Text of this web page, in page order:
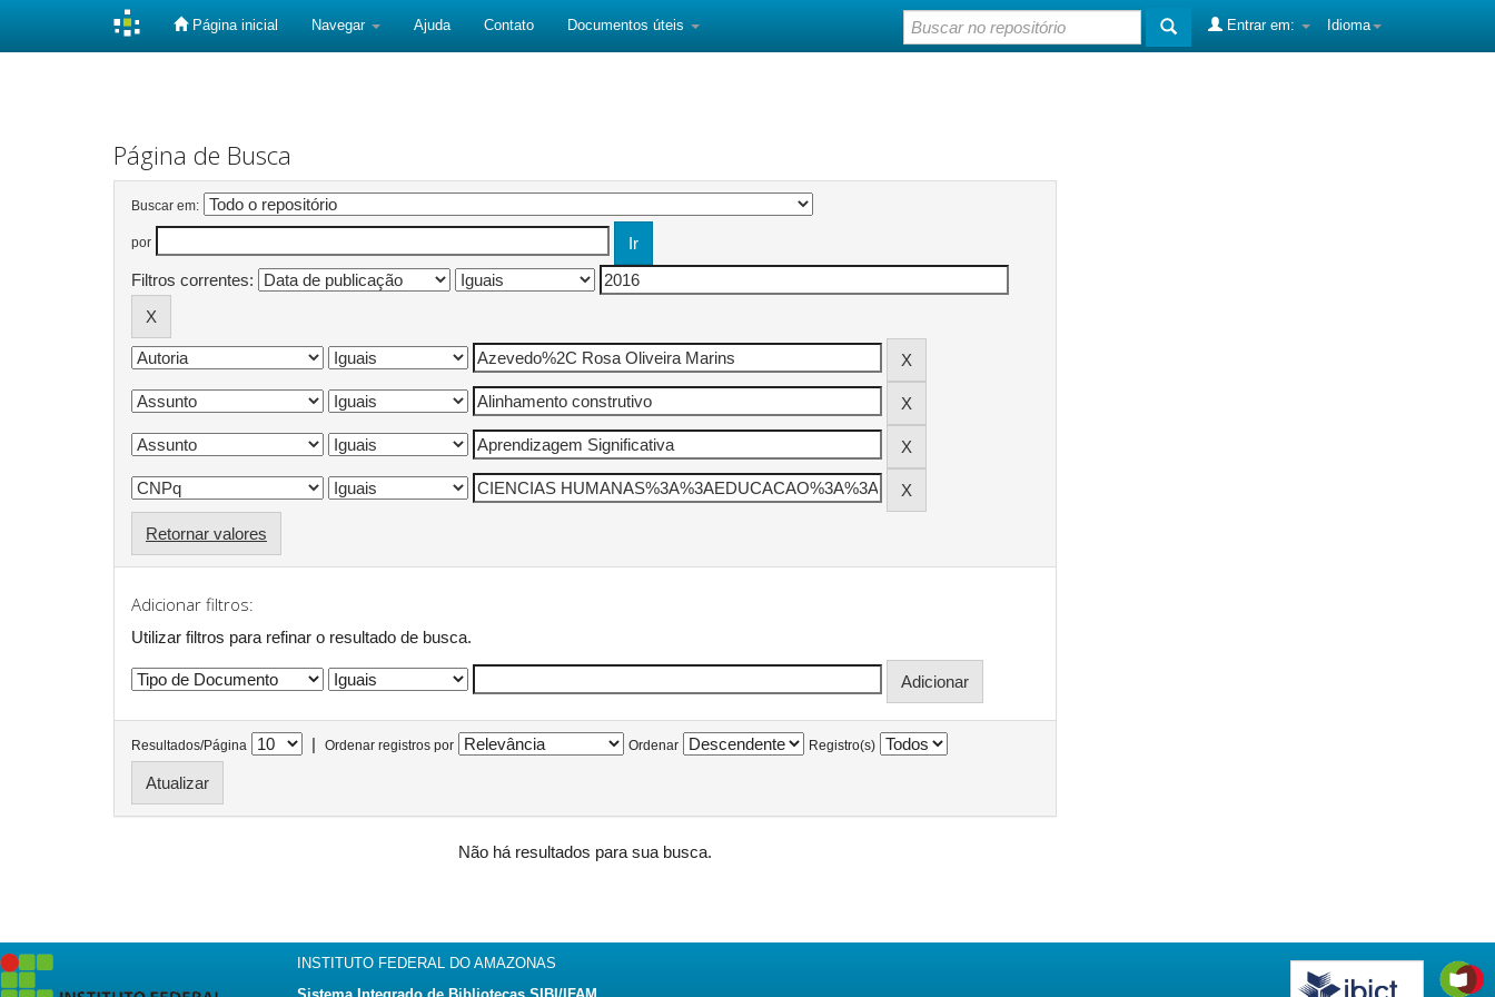
Página inicial Navegar Ajuda Contato Documentos úteis Idioma
Entrar em:
Página de Busca
Buscar em:
por
Filtros correntes:
Retornar valores
Adicionar filtros:
Utilizar filtros para refinar o resultado de busca.
Resultados/Página | Ordenar registros por Ordenar Registro(s)
Não há resultados para sua busca.
INSTITUTO FEDERAL DO AMAZONAS